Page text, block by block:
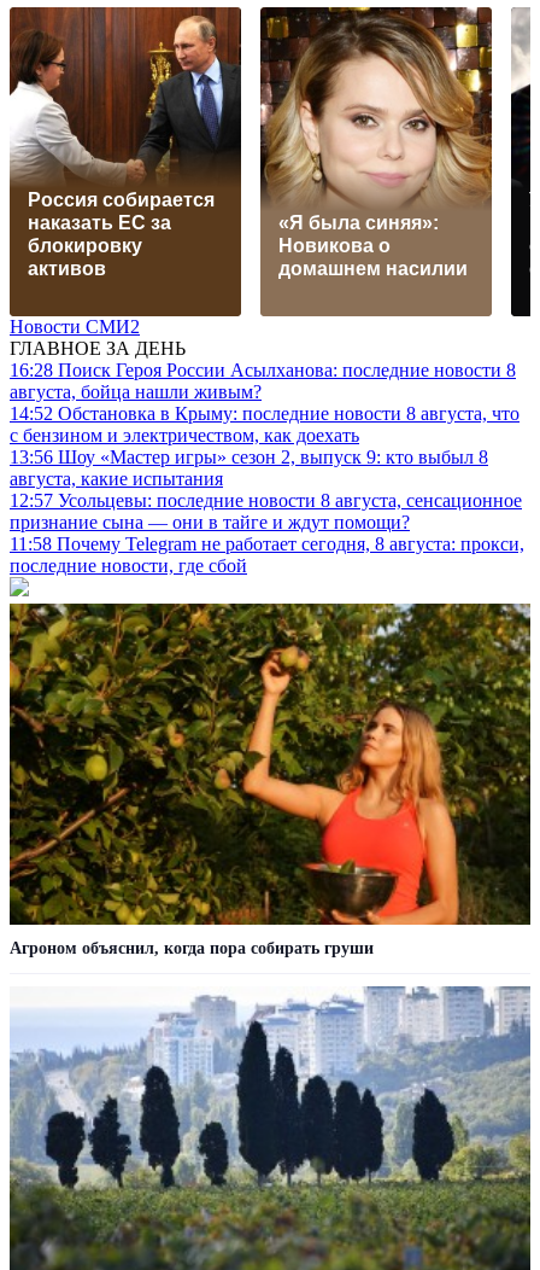
Россия собирается
наказать EC за
блокировку
активов
«Я была синяя»:
Новикова о
домашнем насилии
Новости СМИ2
ГЛАВНОЕ ЗА ДЕНЬ
16:28 Поиск Героя России Асылханова: последние новости 8
августа, бойца нашли живым?
14:52 Обстановка в Крыму: последние новости 8 августа, что
с бензином и электричеством, как доехать
13:56 Шоу «Мастер игры» сезон 2, выпуск 9: кто выбыл 8
августа, какие испытания
12:57 Усольцевы: последние новости 8 августа, сенсационное
признание сына — они в тайге и ждут помощи?
11:58 Почему Telegram не работает сегодня, 8 августа: прокси,
последние новости, где сбой
Агроном объяснил, когда пора собирать груши